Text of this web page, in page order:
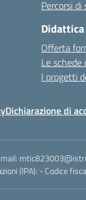
Percorsi di
Didattica
Offerta
Le
I progetti
Dichiarazione di
(IPA): - Codice